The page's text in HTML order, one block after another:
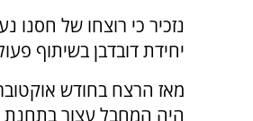
נזכיר כי רוצחו של חסנו
יחידת דובדבן בשיתוף
מאז הרצח בחודש
היה המחבל עצור